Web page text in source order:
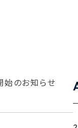
始のお知らせ